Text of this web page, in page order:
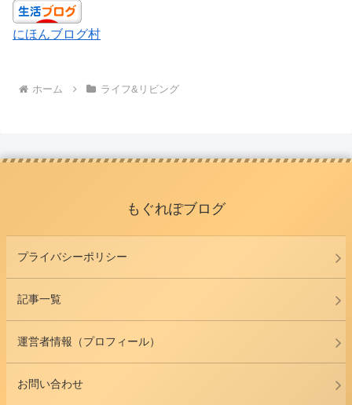
にほんブログ村
ホーム ライフ&リビング
もぐれぽブログ
プライバシーポリシー
記事一覧
運営者情報（プロフィール）
お問い合わせ